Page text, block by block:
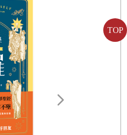
TOP
猶太教認為耶穌是羅馬帝
，憑其對摩西律法的知
會。他所帶領的革新運動
待已久的彌賽亞救世主。
耶穌，但並不承認他是上
的獨一性（
tawhid
）之一，受差遣呼籲世人棄
基督教不能接受猶太教和